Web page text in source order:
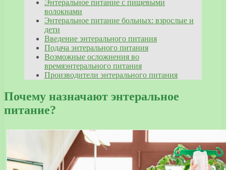
Энтеральное питание с пищевыми
волокнами
Энтеральное питание больных: взрослые и
дети
Введение энтерального питания
Подача энтерального питания
Возможные осложнения во
времяэнтерального питания
Производители энтерального питания
Почему назначают энтеральное
питание?